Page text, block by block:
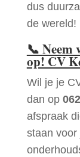
dus
de wereld!
📞 Neem
op! CV
Wil je je
dan op
afspraak
staan voor